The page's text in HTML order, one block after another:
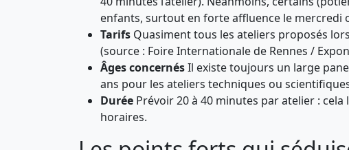
enfants, surtout en forte affluence le mercredi
Tarifs Quasiment tous les ateliers proposés
(source : Foire Internationale de Rennes /
Âges concernésIl existe toujours un large
ans pour les ateliers techniques ou
Durée Prévoir 20 à 40 minutes par atelier :
horaires.